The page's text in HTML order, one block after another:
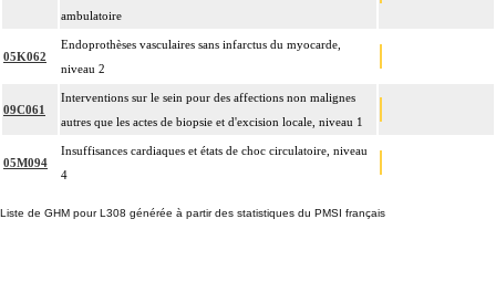
ambulatoire
05K062
Endoprothèses vasculaires sans infarctus du myocarde,
niveau 2
09C061
Interventions sur le sein pour des affections non malignes
autres que les actes de biopsie et d'excision locale, niveau 1
05M094
Insuffisances cardiaques et états de choc circulatoire, niveau
4
Liste de GHM pour L308 générée à partir des statistiques du PMSI français